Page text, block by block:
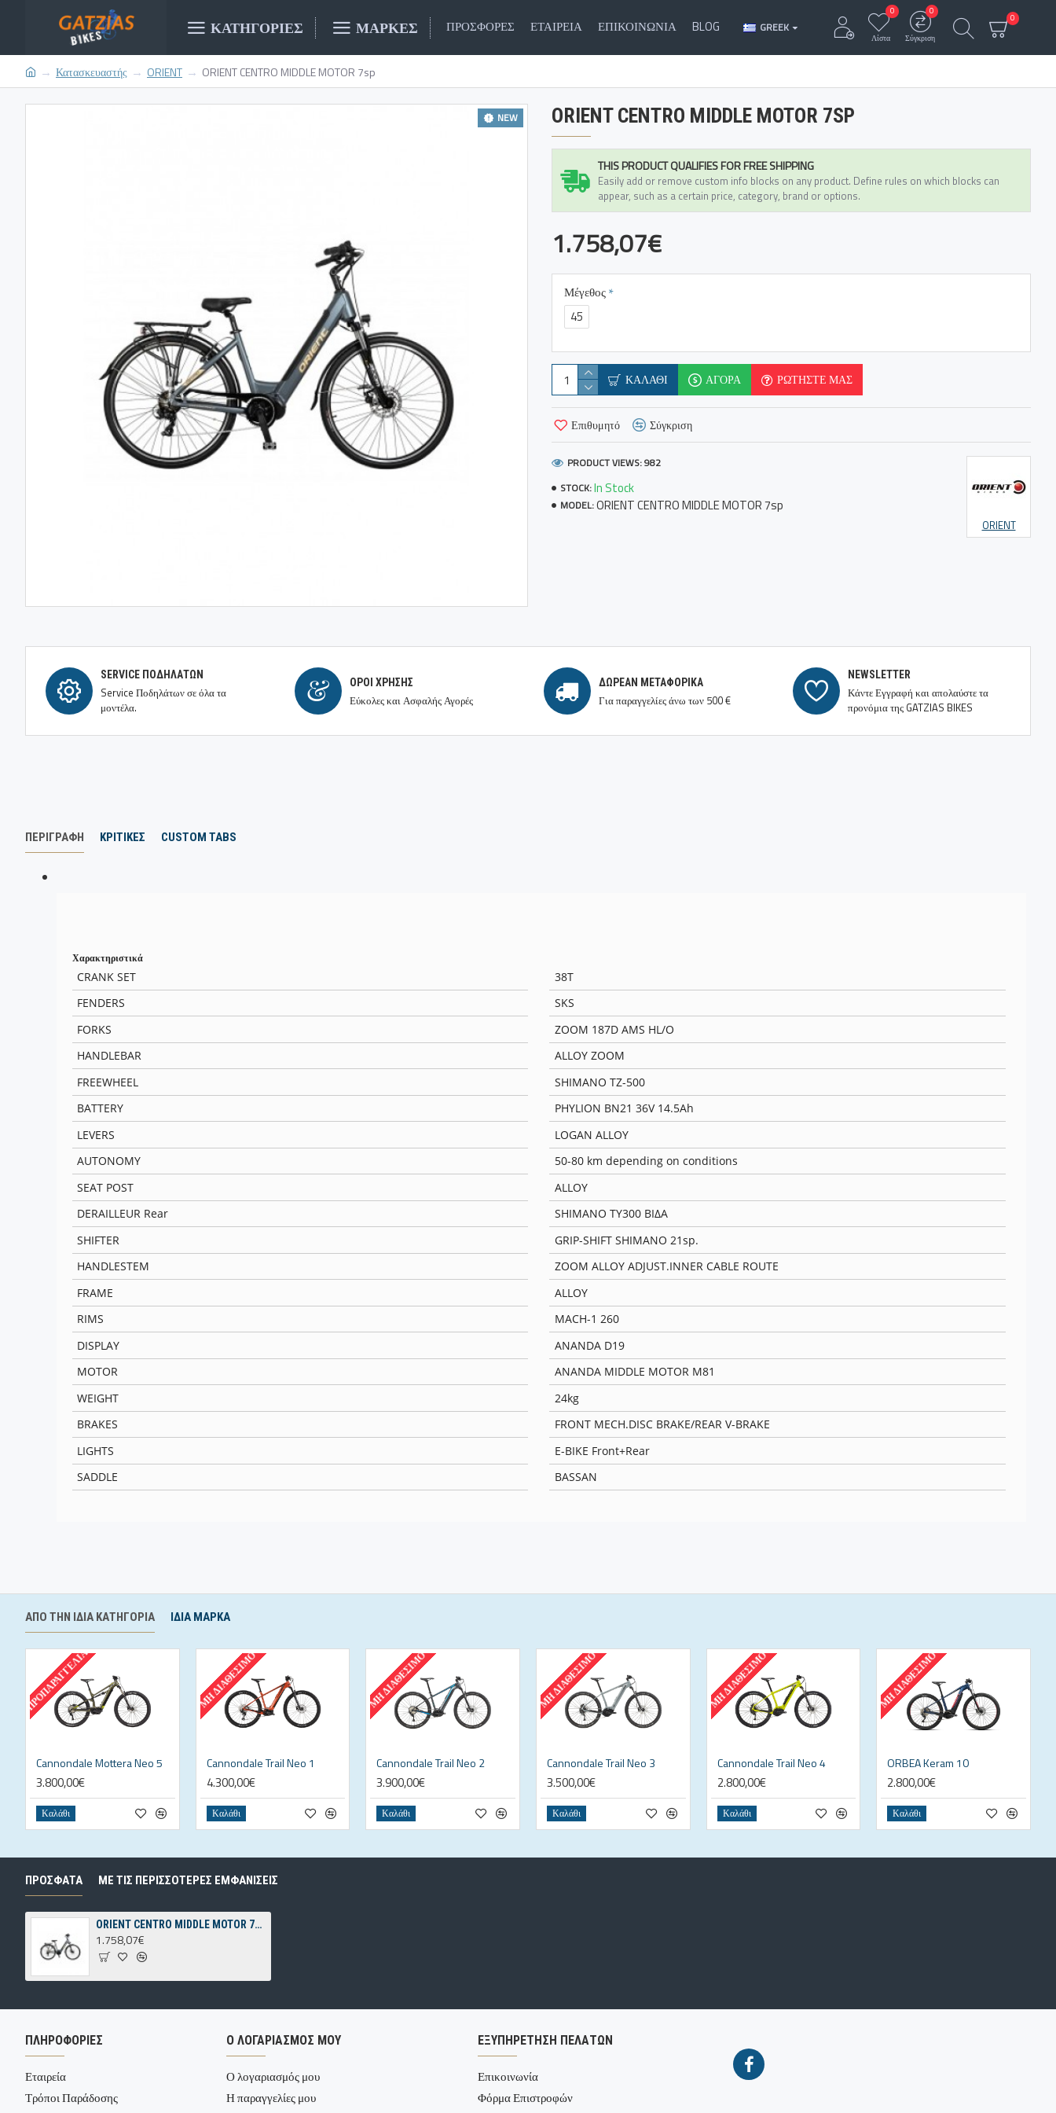
ΚΑΤΗΓΟΡΊΕΣ ΜΆΡΚΕΣ ΠΡΟΣΦΟΡΈΣ ΕΤΑΙΡΕΊΑ ΕΠΙΚΟΙΝΩΝΊΑ BLOG GREEK
Λίστα
0
Σύγκριση
0
0
Κατασκευαστής ORIENT ORIENT CENTRO MIDDLE MOTOR 7sp
NEW ORIENT CENTRO MIDDLE MOTOR 7SP
THIS PRODUCT QUALIFIES FOR FREE SHIPPING
Easily add or remove custom info blocks on any product. Define rules on which blocks can
appear, such as a certain price, category, brand or options.
STOCK:In Stock
MODEL:ORIENT CENTRO MIDDLE MOTOR 7sp
ORIENT
PRODUCT VIEWS: 982
1.758,07€
Μέγεθος
45
ΚΑΛΆΘΙ ΑΓΟΡΆ ΡΩΤΉΣΤΕ ΜΑΣ
Επιθυμητό Σύγκριση
SERVICE ΠΟΔΗΛΆΤΩΝ
Service Ποδηλάτων σε όλα τα
μοντέλα.
ΟΡΟΙ ΧΡΉΣΗΣ
Εύκολες και Ασφαλής Αγορές
ΔΩΡΕΆΝ ΜΕΤΑΦΟΡΙΚΆ
Για παραγγελίες άνω των 500 €
NEWSLETTER
Κάντε Εγγραφή και απολαύστε τα
προνόμια της GATZIAS BIKES
ΠΕΡΙΓΡΑΦΗ ΚΡΙΤΙΚΕΣ CUSTOM TABS
Χαρακτηριστικά
CRANK SET
38T
FENDERS
SKS
FORKS
ZOOM 187D AMS HL/O
HANDLEBAR
ALLOY ZOOM
FREEWHEEL
SHIMANO TZ-500
BATTERY
PHYLION BN21 36V 14.5Ah
LEVERS
LOGAN ALLOY
AUTONOMY
50-80 km depending on conditions
SEAT POST
ALLOY
DERAILLEUR Rear
SHIMANO TY300 ΒΙΔΑ
SHIFTER
GRIP-SHIFT SHIMANO 21sp.
HANDLESTEM
ZOOM ALLOY ADJUST.INNER CABLE ROUTE
FRAME
ALLOY
RIMS
MACH-1 260
DISPLAY
ANANDA D19
MOTOR
ANANDA MIDDLE MOTOR M81
WEIGHT
24kg
BRAKES
FRONT MECH.DISC BRAKE/REAR V-BRAKE
LIGHTS
E-BIKE Front+Rear
SADDLE
BASSAN
ΑΠΌ ΤΗΝ ΊΔΙΑ ΚΑΤΗΓΟΡΊΑ ΊΔΙΑ ΜΆΡΚΑ
ΠΡΟΠΑΡΑΓΓΕΛΊΑ
Cannondale Mottera Neo 5
3.800,00€
Καλάθι
ΜΗ ΔΙΑΘΈΣΙΜΟ
Cannondale Trail Neo 1
4.300,00€
Καλάθι
ΜΗ ΔΙΑΘΈΣΙΜΟ
Cannondale Trail Neo 2
3.900,00€
Καλάθι
ΜΗ ΔΙΑΘΈΣΙΜΟ
Cannondale Trail Neo 3
3.500,00€
Καλάθι
ΜΗ ΔΙΑΘΈΣΙΜΟ
Cannondale Trail Neo 4
2.800,00€
Καλάθι
ΜΗ ΔΙΑΘΈΣΙΜΟ
ORBEA Keram 10
2.800,00€
Καλάθι
ΠΡΌΣΦΑΤΑ ΜΕ ΤΙΣ ΠΕΡΙΣΣΌΤΕΡΕΣ ΕΜΦΑΝΊΣΕΙΣ
ORIENT CENTRO MIDDLE MOTOR 7sp
1.758,07€
ΠΛΗΡΟΦΟΡΙΕΣ
Εταιρεία
Τρόποι Παράδοσης
Ο ΛΟΓΑΡΙΑΣΜΟΣ ΜΟΥ
Ο λογαριασμός μου
Η παραγγελίες μου
ΕΞΥΠΗΡΕΤΗΣΗ ΠΕΛΑΤΩΝ
Επικοινωνία
Φόρμα Επιστροφών